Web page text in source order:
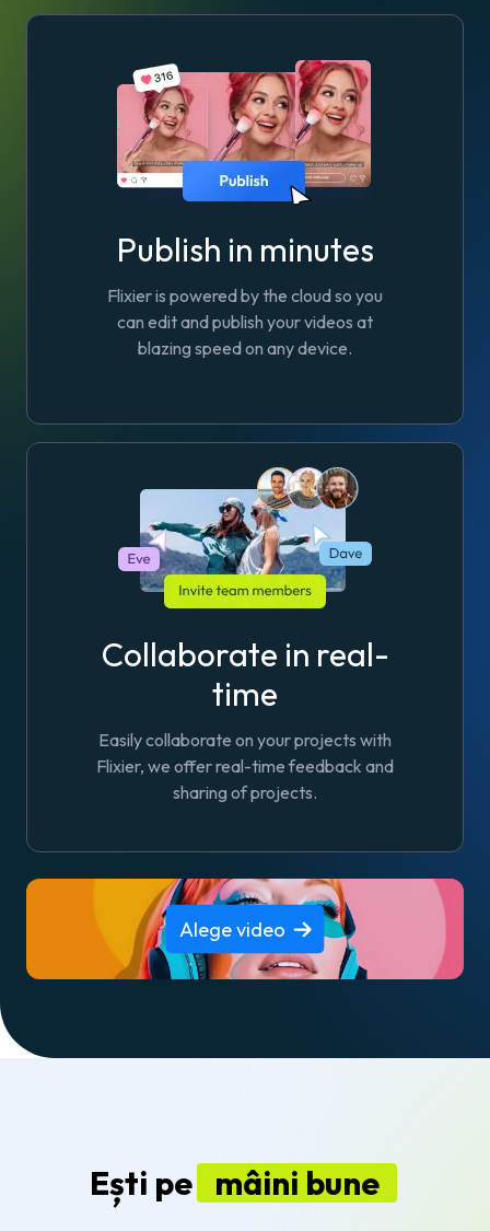
Publish in minutes
Flixier is powered by the cloud so you
can edit and publish your videos at
blazing speed on any device.
Collaborate in real-
time
Easily collaborate on your projects with
Flixier, we offer real-time feedback and
sharing of projects.
Alege video
Ești pe mâini bune